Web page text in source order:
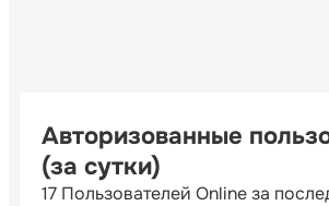
Авторизованные
(за сутки)
17 Пользователей Online за